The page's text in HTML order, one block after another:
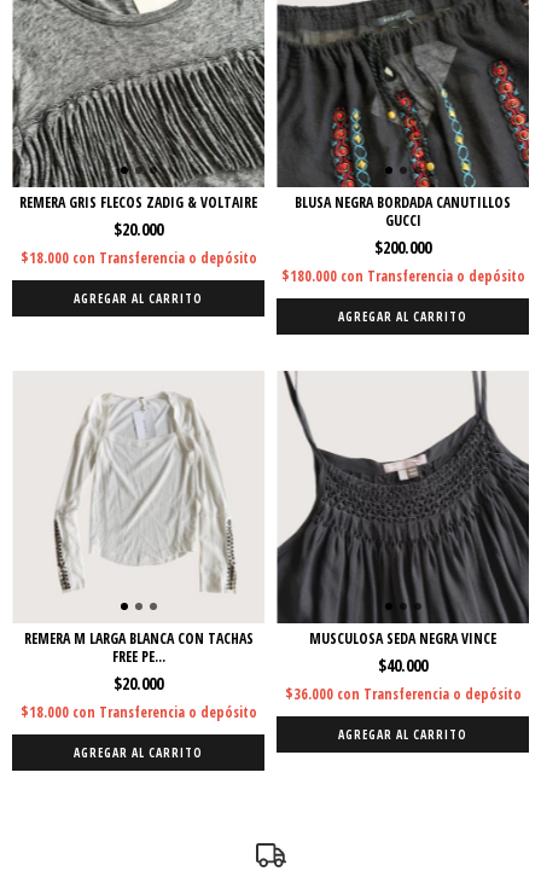
REMERA GRIS FLECOS ZADIG & VOLTAIRE
$20.000
$18.000 con Transferencia o depósito
AGREGAR AL CARRITO
BLUSA NEGRA BORDADA CANUTILLOS
GUCCI
$200.000
$180.000 con Transferencia o depósito
AGREGAR AL CARRITO
REMERA M LARGA BLANCA CON TACHAS
FREE PE...
$20.000
$18.000 con Transferencia o depósito
AGREGAR AL CARRITO
MUSCULOSA SEDA NEGRA VINCE
$40.000
$36.000 con Transferencia o depósito
AGREGAR AL CARRITO